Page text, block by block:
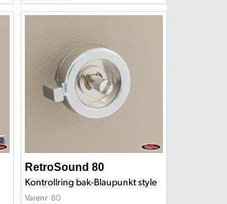
RetroSound 80
Kontrollring bak-Blaupunkt style
Varenr 80